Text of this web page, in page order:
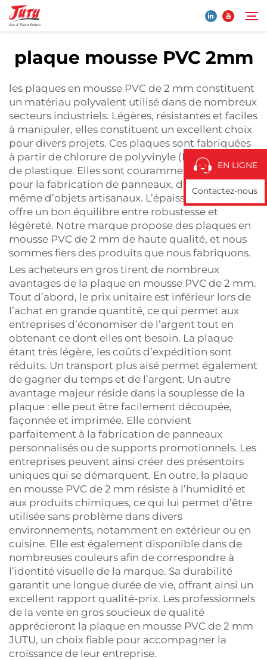
Produits
À Propos De Nous
Application
Actualités
Contactez-Nous
Rechercher
EN LIGNE
Contactez-nous
plaque mousse PVC 2mm
les plaques en mousse PVC de 2 mm constituent
un matériau polyvalent utilisé dans de nombreux
secteurs industriels. Légères, résistantes et faciles
à manipuler, elles constituent un excellent choix
pour divers projets. Ces plaques sont fabriquées
à partir de chlorure de polyvinyle (PVC), un type
de plastique. Elles sont couramment utilisées
pour la fabrication de panneaux, d’affichages et
même d’objets artisanaux. L’épaisseur de 2 mm
offre un bon équilibre entre robustesse et
légèreté. Notre marque propose des plaques en
mousse PVC de 2 mm de haute qualité, et nous
sommes fiers des produits que nous fabriquons.
Les acheteurs en gros tirent de nombreux
avantages de la plaque en mousse PVC de 2 mm.
Tout d’abord, le prix unitaire est inférieur lors de
l’achat en grande quantité, ce qui permet aux
entreprises d’économiser de l’argent tout en
obtenant ce dont elles ont besoin. La plaque
étant très légère, les coûts d’expédition sont
réduits. Un transport plus aisé permet également
de gagner du temps et de l’argent. Un autre
avantage majeur réside dans la souplesse de la
plaque : elle peut être facilement découpée,
façonnée et imprimée. Elle convient
parfaitement à la fabrication de panneaux
personnalisés ou de supports promotionnels. Les
entreprises peuvent ainsi créer des présentoirs
uniques qui se démarquent. En outre, la plaque
en mousse PVC de 2 mm résiste à l’humidité et
aux produits chimiques, ce qui lui permet d’être
utilisée sans problème dans divers
environnements, notamment en extérieur ou en
cuisine. Elle est également disponible dans de
nombreuses couleurs afin de correspondre à
l’identité visuelle de la marque. Sa durabilité
garantit une longue durée de vie, offrant ainsi un
excellent rapport qualité-prix. Les professionnels
de la vente en gros soucieux de qualité
apprécieront la plaque en mousse PVC de 2 mm
JUTU, un choix fiable pour accompagner la
croissance de leur entreprise.